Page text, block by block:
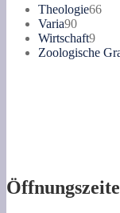
Theologie6666
Varia9090
Produkte
Wirtschaft99
Zoologische